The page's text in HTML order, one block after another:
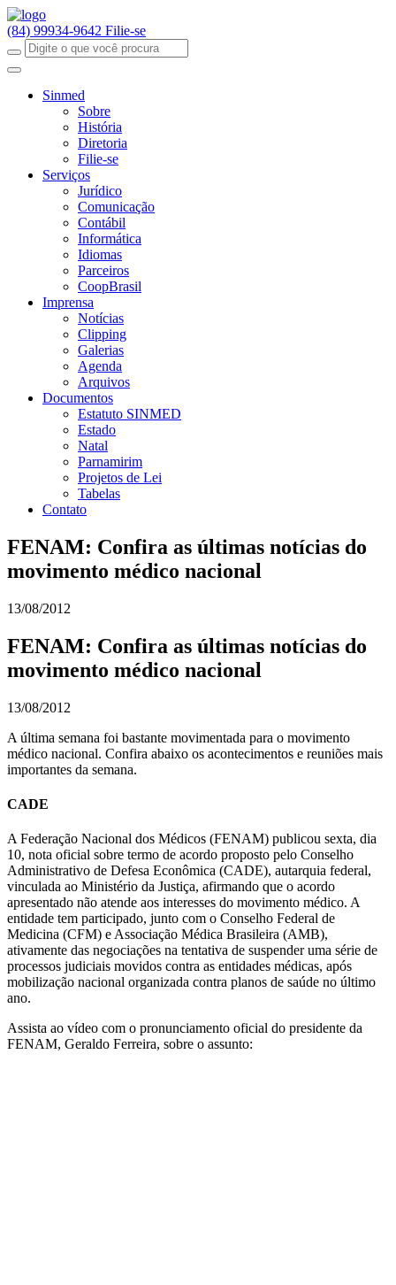
(84) 99934-9642 Filie-se
Sinmed
Sobre
História
Diretoria
Filie-se
Serviços
Jurídico
Comunicação
Contábil
Informática
Idiomas
Parceiros
CoopBrasil
Imprensa
Notícias
Clipping
Galerias
Agenda
Arquivos
Documentos
Estatuto SINMED
Estado
Natal
Parnamirim
Projetos de Lei
Tabelas
Contato
FENAM: Confira as últimas notícias do
movimento médico nacional
13/08/2012
FENAM: Confira as últimas notícias do
movimento médico nacional
13/08/2012
A última semana foi bastante movimentada para o movimento
médico nacional. Confira abaixo os acontecimentos e reuniões mais
importantes da semana.
CADE
A Federação Nacional dos Médicos (FENAM) publicou sexta, dia
10, nota oficial sobre termo de acordo proposto pelo Conselho
Administrativo de Defesa Econômica (CADE), autarquia federal,
vinculada ao Ministério da Justiça, afirmando que o acordo
apresentado não atende aos interesses do movimento médico. A
entidade tem participado, junto com o Conselho Federal de
Medicina (CFM) e Associação Médica Brasileira (AMB),
ativamente das negociações na tentativa de suspender uma série de
processos judiciais movidos contra as entidades médicas, após
mobilização nacional organizada contra planos de saúde no último
ano.
Assista ao vídeo com o pronunciamento oficial do presidente da
FENAM, Geraldo Ferreira, sobre o assunto: